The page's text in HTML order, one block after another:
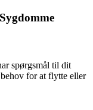
spørgsmål til dit
for at flytte eller